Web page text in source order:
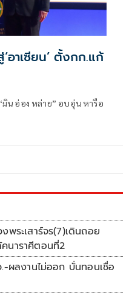
’ ตั้งกก.แก้
น อ่อง หล่าย” อบอุ่น หารือ
ระเสาร์จร(7)เดินถอย
นาราศีตอนที่2
ผลงานไม่ออก บั่นทอนเชื่อ